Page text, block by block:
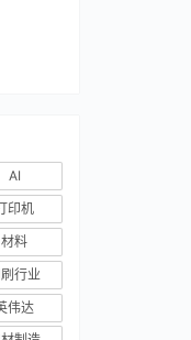
AI
印机
材料
行业
伟达